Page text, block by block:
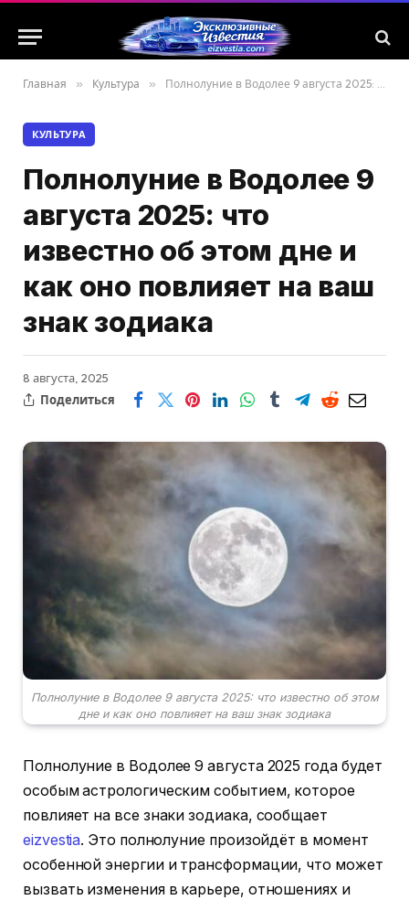
Главная » Культура » Полнолуние в Водолее 9 августа 2025: что известно об этом дне и как оно повлияет на ваш знак зодиака
КУЛЬТУРА
Полнолуние в Водолее 9
августа 2025: что
известно об этом дне и
как оно повлияет на ваш
знак зодиака
8 августа, 2025
Поделиться
Полнолуние в Водолее 9 августа 2025: что известно об этом
дне и как оно повлияет на ваш знак зодиака
Полнолуние в Водолее 9 августа 2025 года будет
особым астрологическим событием, которое
повлияет на все знаки зодиака, сообщает
eizvestia. Это полнолуние произойдёт в момент
особенной энергии и трансформации, что может
вызвать изменения в карьере, отношениях и